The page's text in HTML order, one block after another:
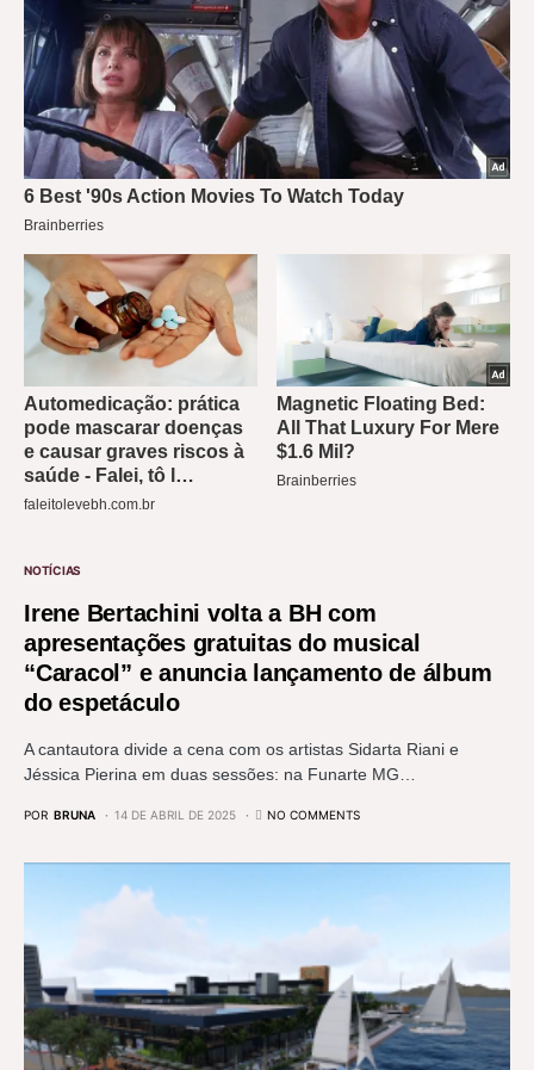
NOTÍCIAS
Irene Bertachini volta a BH com
apresentações gratuitas do musical
“Caracol” e anuncia lançamento de álbum
do espetáculo
A cantautora divide a cena com os artistas Sidarta Riani e
Jéssica Pierina em duas sessões: na Funarte MG…
POR BRUNA 14 DE ABRIL DE 2025 NO COMMENTS